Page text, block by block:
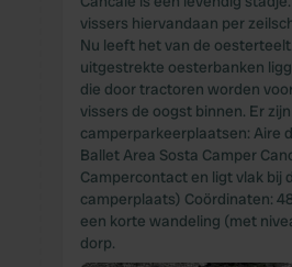
vissers hiervandaan per
Nu leeft het van de
uitgestrekte oesterbanken
die door tractoren worden
vissers de oogst binnen. Er
camperparkeerplaatsen: Aire
Ballet Area Sosta Camper
Campercontact en ligt vlak bij
camperplaats) Coördinaten:
een korte wandeling (met
dorp.